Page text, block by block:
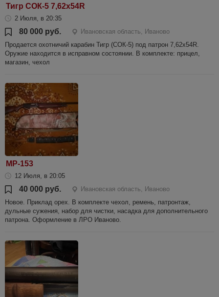
Тигр СОК-5 7,62х54R
2 Июля, в 20:35
80 000 руб.
Ивановская область, Иваново
Продается охотничий карабин Тигр (СОК-5) под патрон 7,62х54R.
Оружие находится в исправном состоянии. В комплекте: прицел,
магазин, чехол
МР-153
12 Июля, в 20:05
40 000 руб.
Ивановская область, Иваново
Новое. Приклад орех. В комплекте чехол, ремень, патронтаж,
дульные сужения, набор для чистки, насадка для дополнительного
патрона. Оформление в ЛРО Иваново.